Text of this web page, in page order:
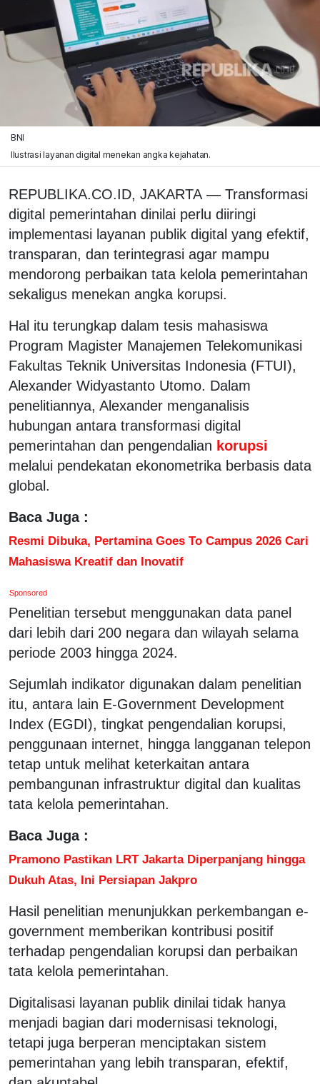
BNI
Ilustrasi layanan digital menekan angka kejahatan.
REPUBLIKA.CO.ID, JAKARTA — Transformasi
digital pemerintahan dinilai perlu diiringi
implementasi layanan publik digital yang efektif,
transparan, dan terintegrasi agar mampu
mendorong perbaikan tata kelola pemerintahan
sekaligus menekan angka korupsi.
Hal itu terungkap dalam tesis mahasiswa
Program Magister Manajemen Telekomunikasi
Fakultas Teknik Universitas Indonesia (FTUI),
Alexander Widyastanto Utomo. Dalam
penelitiannya, Alexander menganalisis
hubungan antara transformasi digital
pemerintahan dan pengendalian korupsi
melalui pendekatan ekonometrika berbasis data
global.
Baca Juga :
Resmi Dibuka, Pertamina Goes To Campus 2026 Cari
Mahasiswa Kreatif dan Inovatif
Sponsored
Penelitian tersebut menggunakan data panel
dari lebih dari 200 negara dan wilayah selama
periode 2003 hingga 2024.
Sejumlah indikator digunakan dalam penelitian
itu, antara lain E-Government Development
Index (EGDI), tingkat pengendalian korupsi,
penggunaan internet, hingga langganan telepon
tetap untuk melihat keterkaitan antara
pembangunan infrastruktur digital dan kualitas
tata kelola pemerintahan.
Baca Juga :
Pramono Pastikan LRT Jakarta Diperpanjang hingga
Dukuh Atas, Ini Persiapan Jakpro
Hasil penelitian menunjukkan perkembangan e-
government memberikan kontribusi positif
terhadap pengendalian korupsi dan perbaikan
tata kelola pemerintahan.
Digitalisasi layanan publik dinilai tidak hanya
menjadi bagian dari modernisasi teknologi,
tetapi juga berperan menciptakan sistem
pemerintahan yang lebih transparan, efektif,